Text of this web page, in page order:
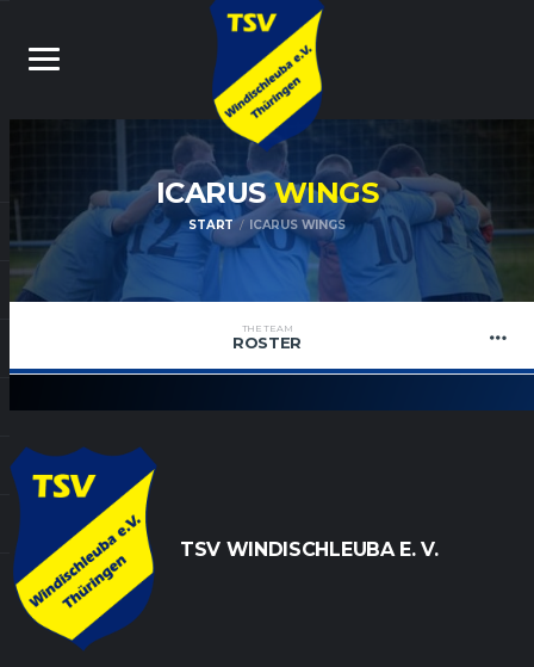
ICARUSWINGS
START ICARUS WINGS
THE TEAM
ROSTER
TSV WINDISCHLEUBA E. V.